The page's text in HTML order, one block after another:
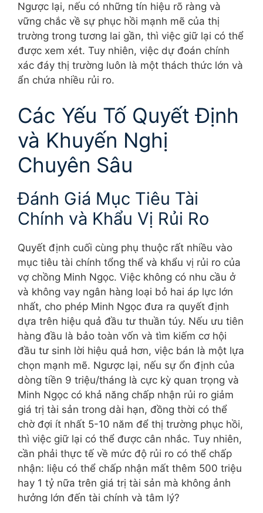
Ngược lại, nếu có những tín hiệu rõ ràng và
vững chắc về sự phục hồi mạnh mẽ của thị
trường trong tương lai gần, thì việc giữ lại có thể
được xem xét. Tuy nhiên, việc dự đoán chính
xác đáy thị trường luôn là một thách thức lớn và
ẩn chứa nhiều rủi ro.
Các Yếu Tố Quyết Định
và Khuyến Nghị
Chuyên Sâu
Đánh Giá Mục Tiêu Tài
Chính và Khẩu Vị Rủi Ro
Quyết định cuối cùng phụ thuộc rất nhiều vào
mục tiêu tài chính tổng thể và khẩu vị rủi ro của
vợ chồng Minh Ngọc. Việc không có nhu cầu ở
và không vay ngân hàng loại bỏ hai áp lực lớn
nhất, cho phép Minh Ngọc đưa ra quyết định
dựa trên hiệu quả đầu tư thuần túy. Nếu ưu tiên
hàng đầu là bảo toàn vốn và tìm kiếm cơ hội
đầu tư sinh lời hiệu quả hơn, việc bán là một lựa
chọn mạnh mẽ. Ngược lại, nếu sự ổn định của
dòng tiền 9 triệu/tháng là cực kỳ quan trọng và
Minh Ngọc có khả năng chấp nhận rủi ro giảm
giá trị tài sản trong dài hạn, đồng thời có thể
chờ đợi ít nhất 5-10 năm để thị trường phục hồi,
thì việc giữ lại có thể được cân nhắc. Tuy nhiên,
cần phải thực tế về mức độ rủi ro có thể chấp
nhận: liệu có thể chấp nhận mất thêm 500 triệu
hay 1 tỷ nữa trên giá trị tài sản mà không ảnh
hưởng lớn đến tài chính và tâm lý?